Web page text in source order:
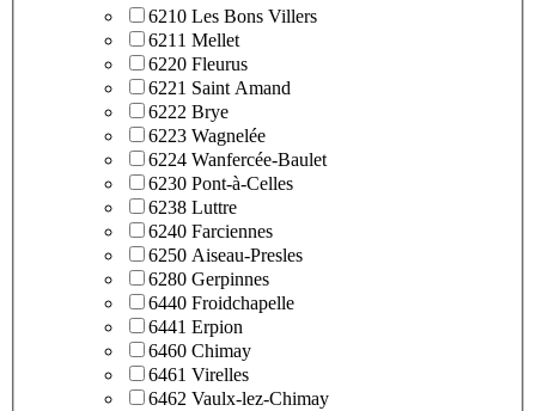
6210 Les Bons Villers
6211 Mellet
6220 Fleurus
6221 Saint Amand
6222 Brye
6223 Wagnelée
6224 Wanfercée-Baulet
6230 Pont-à-Celles
6238 Luttre
6240 Farciennes
6250 Aiseau-Presles
6280 Gerpinnes
6440 Froidchapelle
6441 Erpion
6460 Chimay
6461 Virelles
6462 Vaulx-lez-Chimay